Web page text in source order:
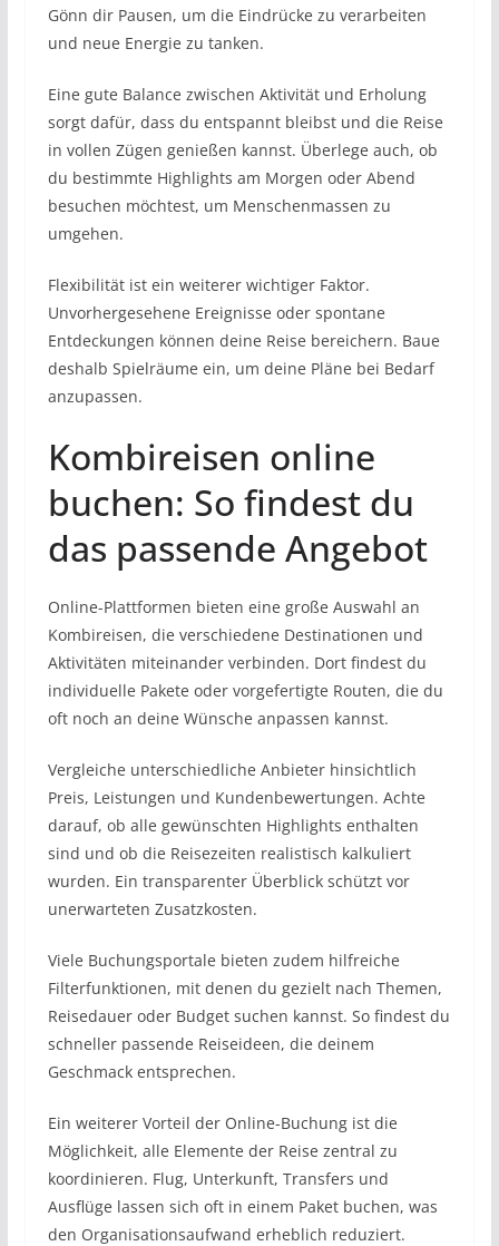
Gönn dir Pausen, um die Eindrücke zu verarbeiten
und neue Energie zu tanken.
Eine gute Balance zwischen Aktivität und Erholung
sorgt dafür, dass du entspannt bleibst und die Reise
in vollen Zügen genießen kannst. Überlege auch, ob
du bestimmte Highlights am Morgen oder Abend
besuchen möchtest, um Menschenmassen zu
umgehen.
Flexibilität ist ein weiterer wichtiger Faktor.
Unvorhergesehene Ereignisse oder spontane
Entdeckungen können deine Reise bereichern. Baue
deshalb Spielräume ein, um deine Pläne bei Bedarf
anzupassen.
Kombireisen online
buchen: So findest du
das passende Angebot
Online-Plattformen bieten eine große Auswahl an
Kombireisen, die verschiedene Destinationen und
Aktivitäten miteinander verbinden. Dort findest du
individuelle Pakete oder vorgefertigte Routen, die du
oft noch an deine Wünsche anpassen kannst.
Vergleiche unterschiedliche Anbieter hinsichtlich
Preis, Leistungen und Kundenbewertungen. Achte
darauf, ob alle gewünschten Highlights enthalten
sind und ob die Reisezeiten realistisch kalkuliert
wurden. Ein transparenter Überblick schützt vor
unerwarteten Zusatzkosten.
Viele Buchungsportale bieten zudem hilfreiche
Filterfunktionen, mit denen du gezielt nach Themen,
Reisedauer oder Budget suchen kannst. So findest du
schneller passende Reiseideen, die deinem
Geschmack entsprechen.
Ein weiterer Vorteil der Online-Buchung ist die
Möglichkeit, alle Elemente der Reise zentral zu
koordinieren. Flug, Unterkunft, Transfers und
Ausflüge lassen sich oft in einem Paket buchen, was
den Organisationsaufwand erheblich reduziert.